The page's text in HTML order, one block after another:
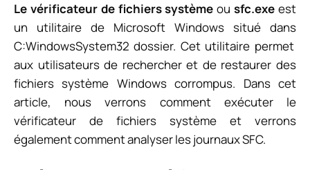
Le vérificateur de fichiers système ousfc.exe est
un utilitaire de Microsoft Windows situé dans
C:WindowsSystem32 dossier. Cet utilitaire permet
aux utilisateurs de rechercher et de restaurer des
fichiers système Windows corrompus. Dans cet
article, nous verrons comment exécuter le
vérificateur de fichiers système et verrons
également comment analyser les journaux SFC.